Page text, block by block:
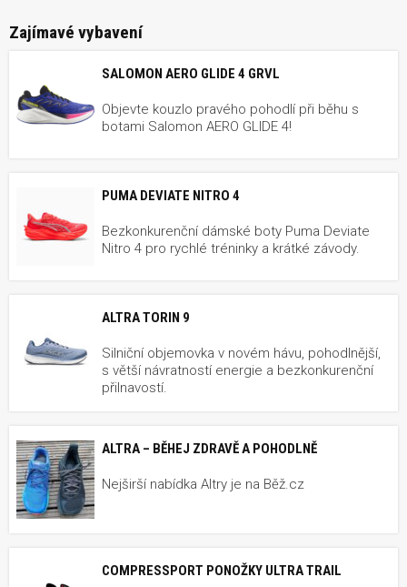
Zajímavé vybavení
SALOMON AERO GLIDE 4 GRVL
Objevte kouzlo pravého pohodlí při běhu s
botami Salomon AERO GLIDE 4!
PUMA DEVIATE NITRO 4
Bezkonkurenční dámské boty Puma Deviate
Nitro 4 pro rychlé tréninky a krátké závody.
ALTRA TORIN 9
Silniční objemovka v novém hávu, pohodlnější,
s větší návratností energie a bezkonkurenční
přilnavostí.
ALTRA – BĚHEJ ZDRAVĚ A POHODLNĚ
Nejširší nabídka Altry je na Běž.cz
COMPRESSPORT PONOŽKY ULTRA TRAIL